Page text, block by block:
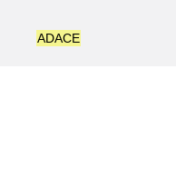
ADACE